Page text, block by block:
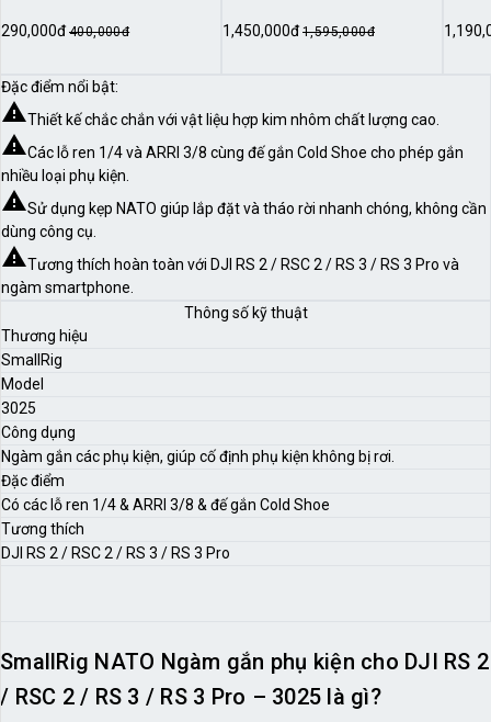
290,000đ 400,000đ 1,450,000đ 1,595,000đ
Đặc điểm nổi bật:
warningThiết kế chắc chắn với vật liệu hợp kim nhôm chất lượng cao.
warningCác lỗ ren 1/4 và ARRI 3/8 cùng đế gắn Cold Shoe cho phép gắn
nhiều loại phụ kiện.
warningSử dụng kẹp NATO giúp lắp đặt và tháo rời nhanh chóng, không cần
dùng công cụ.
warningTương thích hoàn toàn với DJI RS 2 / RSC 2 / RS 3 / RS 3 Pro và
ngàm smartphone.
Thông số kỹ thuật
Thương hiệu
SmallRig
Model
3025
Công dụng
Ngàm gắn các phụ kiện, giúp cố định phụ kiện không bị rơi.
Đặc điểm
Có các lỗ ren 1/4 & ARRI 3/8 & đế gắn Cold Shoe
Tương thích
DJI RS 2 / RSC 2 / RS 3 / RS 3 Pro
SmallRig NATO Ngàm gắn phụ kiện cho DJI RS 2
/ RSC 2 / RS 3 / RS 3 Pro – 3025 là gì?